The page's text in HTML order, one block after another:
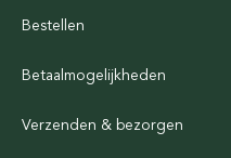
Bestellen
Betaalmogelijkheden
Verzenden & bezorgen